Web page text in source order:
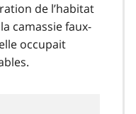
de l’habitat
camassie faux-
occupait